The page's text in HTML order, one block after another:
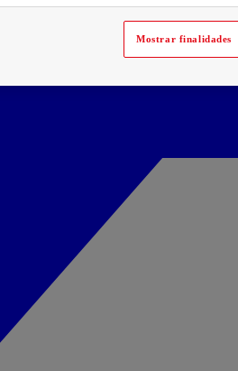
Mostrar finalidades